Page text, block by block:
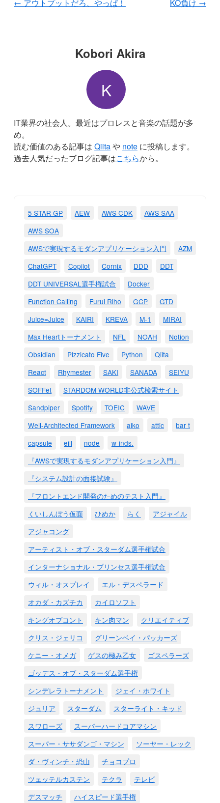
← アウトプットだろ、やっぱ！ KO負け →
Kobori Akira
K
IT業界の社会人。最近はプロレスと音楽の話題が多
め。
読む価値のある記事は Qiitaや note に投稿します。
過去人気だったブログ記事はこちらから。
5 STAR GP AEW AWS CDK
AWS SAA
AWS SOA
AWSで実現するモダンアプリケーション入門
AZM
ChatGPT
Copilot Cornix DDD
DDT
DDT UNIVERSAL選手権試合
Docker
Function Calling
Furui Riho GCP
GTD
Juice=Juice
KAIRI KREVA M-1
MIRAI
Max Heartトーナメント
NFL NOAH
Notion
Obsidian
Pizzicato Five Python
Qiita
React
Rhymester SAKI SANADA
SEIYU
SOFFet
STARDOM WORLD非公式検索サイト
Sandpiper
Spotify TOEIC
WAVE
Well-Architected Framework
aiko attic
bar t
capsule
eill node
w-inds.
『AWSで実現するモダンアプリケーション入門』
『システム設計の面接試験』
『フロントエンド開発のためのテスト入門』
くいしんぼう仮面
ひめか らく
アジャイル
アジャコング
アーティスト・オブ・スターダム選手権試合
インターナショナル・プリンセス選手権試合
ウィル・オスプレイ
エル・デスペラード
オカダ・カズチカ
カイロソフト
キングオブコント
キン肉マン
クリエイティブ
クリス・ジェリコ
グリーンベイ・パッカーズ
ケニー・オメガ
ゲスの極み乙女
ゴスペラーズ
ゴッデス・オブ・スターダム選手権
シンデレラトーナメント
ジェイ・ホワイト
ジュリア
スターダム
スターライト・キッド
スワローズ
スーパーハードコアマシン
スーパー・ササダンゴ・マシン
ソーヤー・レック
ダ・ヴィンチ・恐山
チョコプロ
ツェッテルカステン
テクラ
テレビ
デスマッチ
ハイスピード選手権